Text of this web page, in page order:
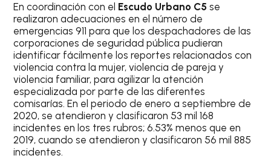
En coordinación con el Escudo Urbano C5 se
realizaron adecuaciones en el número de
emergencias 911 para que los despachadores de las
corporaciones de seguridad pública pudieran
identificar fácilmente los reportes relacionados con
violencia contra la mujer, violencia de pareja y
violencia familiar, para agilizar la atención
especializada por parte de las diferentes
comisarías. En el periodo de enero a septiembre de
2020, se atendieron y clasificaron 53 mil 168
incidentes en los tres rubros; 6.53% menos que en
2019, cuando se atendieron y clasificaron 56 mil 885
incidentes.